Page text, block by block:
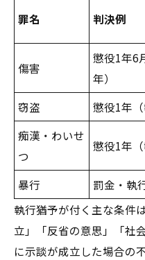
罪名 判決例
傷害
懲役1年6
年）
窃盗 懲役1年（
痴漢・わいせ
つ
懲役1年（
暴行
罰金・執
執行猶予が付く主な条件
立」「反省の意思」「社
に示談が成立した場合の